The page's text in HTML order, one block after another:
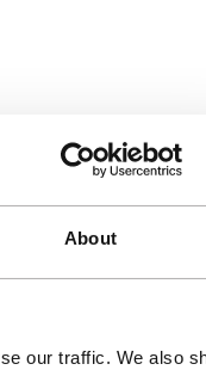
About
our traffic. We also